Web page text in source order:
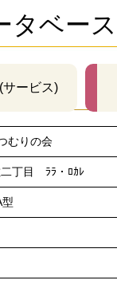
タベース
サービス)
むりの会
二丁目 ﾗﾗ・ﾛｶﾚ